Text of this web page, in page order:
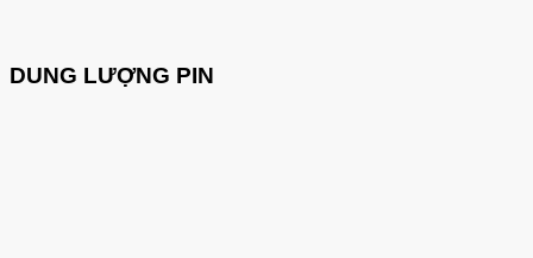
DUNG LƯỢNG PIN